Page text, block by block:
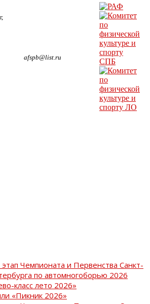
afspb@list.ru
Чемпионата и Первенства Санкт-
по автомногоборью 2026
класс лето 2026»
«Пикник 2026»